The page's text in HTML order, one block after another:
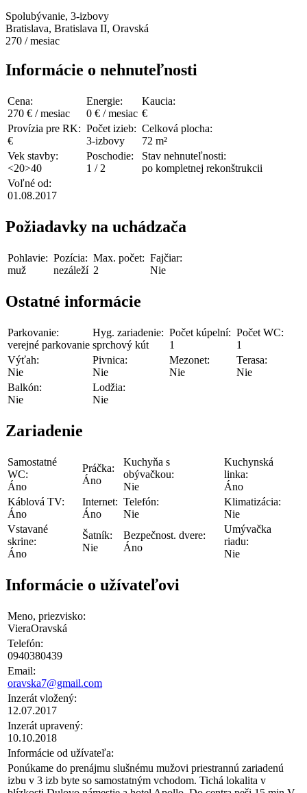
Spolubývanie, 3-izbovy
Bratislava, Bratislava II, Oravská
270 / mesiac
Informácie o nehnuteľnosti
Cena:
270 € / mesiac
Energie:
0 € / mesiac
Kaucia:
€
Provízia pre RK:
€
Počet izieb:
3-izbovy
Celková plocha:
72 m²
Vek stavby:
<20>40
Poschodie:
1 / 2
Stav nehnuteľnosti:
po kompletnej rekonštrukcii
Voľné od:
01.08.2017
Požiadavky na uchádzača
Pohlavie:
muž
Pozícia:
nezáleží
Max. počet:
2
Fajčiar:
Nie
Ostatné informácie
Parkovanie:
verejné parkovanie
Hyg. zariadenie:
sprchový kút
Počet kúpelní:
1
Počet WC:
1
Výťah:
Nie
Pivnica:
Nie
Mezonet:
Nie
Terasa:
Nie
Balkón:
Nie
Lodžia:
Nie
Zariadenie
Samostatné
WC:
Áno
Práčka:
Áno
Kuchyňa s
obývačkou:
Nie
Kuchynská
linka:
Áno
Káblová TV:
Áno
Internet:
Áno
Telefón:
Nie
Klimatizácia:
Nie
Vstavané
skrine:
Áno
Šatník:
Nie
Bezpečnost. dvere:
Áno
Umývačka
riadu:
Nie
Informácie o užívateľovi
Meno, priezvisko:
VieraOravská
Telefón:
0940380439
Email:
oravska7@gmail.com
Inzerát vložený:
12.07.2017
Inzerát upravený:
10.10.2018
Informácie od užívateľa:
Ponúkame do prenájmu slušnému mužovi priestrannú zariadenú
izbu v 3 izb byte so samostatným vchodom. Tichá lokalita v